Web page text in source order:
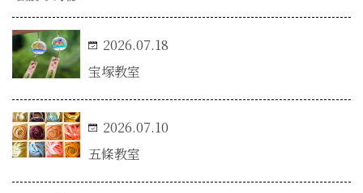
宝塚教室
2026.07.18
五條教室
2026.07.10